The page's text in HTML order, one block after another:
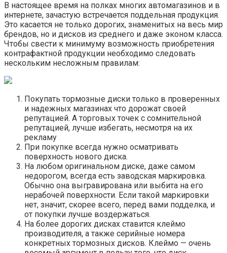
В настоящее время на полках многих автомагазинов и в
интернете, зачастую встречается поддельная продукция.
Это касается не только дорогих, знаменитых на весь мир
брендов, но и дисков из среднего и даже эконом класса.
Чтобы свести к минимуму возможность приобретения
контрафактной продукции необходимо следовать
нескольким несложным правилам:
Покупать тормозные диски только в проверенных
и надежных магазинах что дорожат своей
репутацией. А торговых точек с сомнительной
репутацией, лучше избегать, несмотря на их
рекламу
При покупке всегда нужно осматривать
поверхность нового диска.
На любом оригинальном диске, даже самом
недорогом, всегда есть заводская маркировка.
Обычно она выгравирована или выбита на его
нерабочей поверхности. Если такой маркировки
нет, значит, скорее всего, перед вами подделка, и
от покупки лучше воздержаться.
На более дорогих дисках ставится клеймо
производителя, а также серийные номера
конкретных тормозных дисков. Клеймо — очень